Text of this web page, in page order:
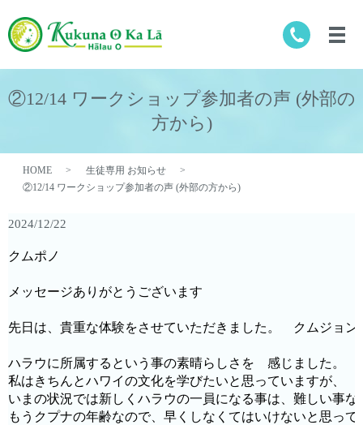
②12/14 ワークショップ参加者の声 (外部の
方から)
HOME
生徒専用 お知らせ
②12/14 ワークショップ参加者の声 (外部の方から)
2024/12/22
クムポノ
メッセージありがとうございます
先日は、貴重な体験をさせていただきました。　クムジョ
ハラウに所属するという事の素晴らしさを　感じました。
私はきちんとハワイの文化を学びたいと思っていますが、
いまの状況では新しくハラウの一員になる事は、難しい事
もうクプナの年齢なので、早くしなくてはいけないと思っ